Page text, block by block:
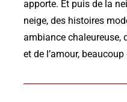
apporte. Et puis de la
neige, des histoires
ambiance chaleureuse,
et de l’amour, beaucoup